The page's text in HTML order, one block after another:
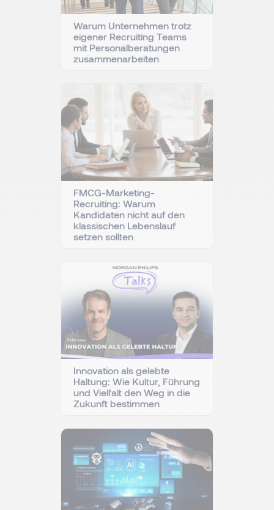
Warum Unternehmen trotz
eigener Recruiting Teams
mit Personalberatungen
zusammenarbeiten
FMCG-Marketing-
Recruiting: Warum
Kandidaten nicht auf den
klassischen Lebenslauf
setzen sollten
Innovation als gelebte
Haltung: Wie Kultur, Führung
und Vielfalt den Weg in die
Zukunft bestimmen